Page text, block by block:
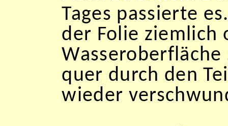
Tages passierte
der Folie ziemlich
quer durch den
wieder